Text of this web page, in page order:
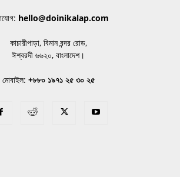
hello@doinikalap.com
কাচারীপাড়া, বিমান বন্দর রোড,
ঈশ্বরদী ৬৬২০, বাংলাদেশ।
মোবাইল: +৮৮০ ১৯৭১ ২৫ ৩০ ২৫